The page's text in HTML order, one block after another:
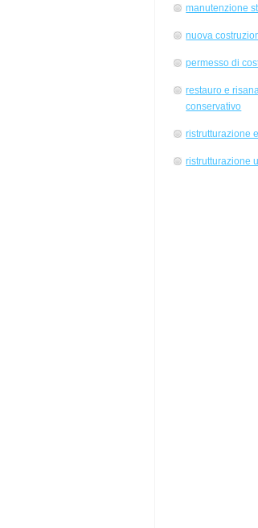
manutenzione
nuova
permesso di
restauro e
conservativo
ristrutturazione
ristrutturazione